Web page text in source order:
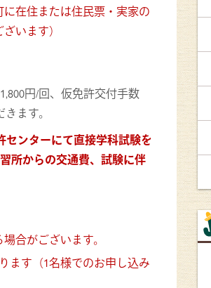
在住または住民票・実家の
います）
円/回、仮免許交付手数
ます。
ンターにて直接学科試験を
所からの交通費、試験に伴
合がございます。
ます（1名様でのお申し込み